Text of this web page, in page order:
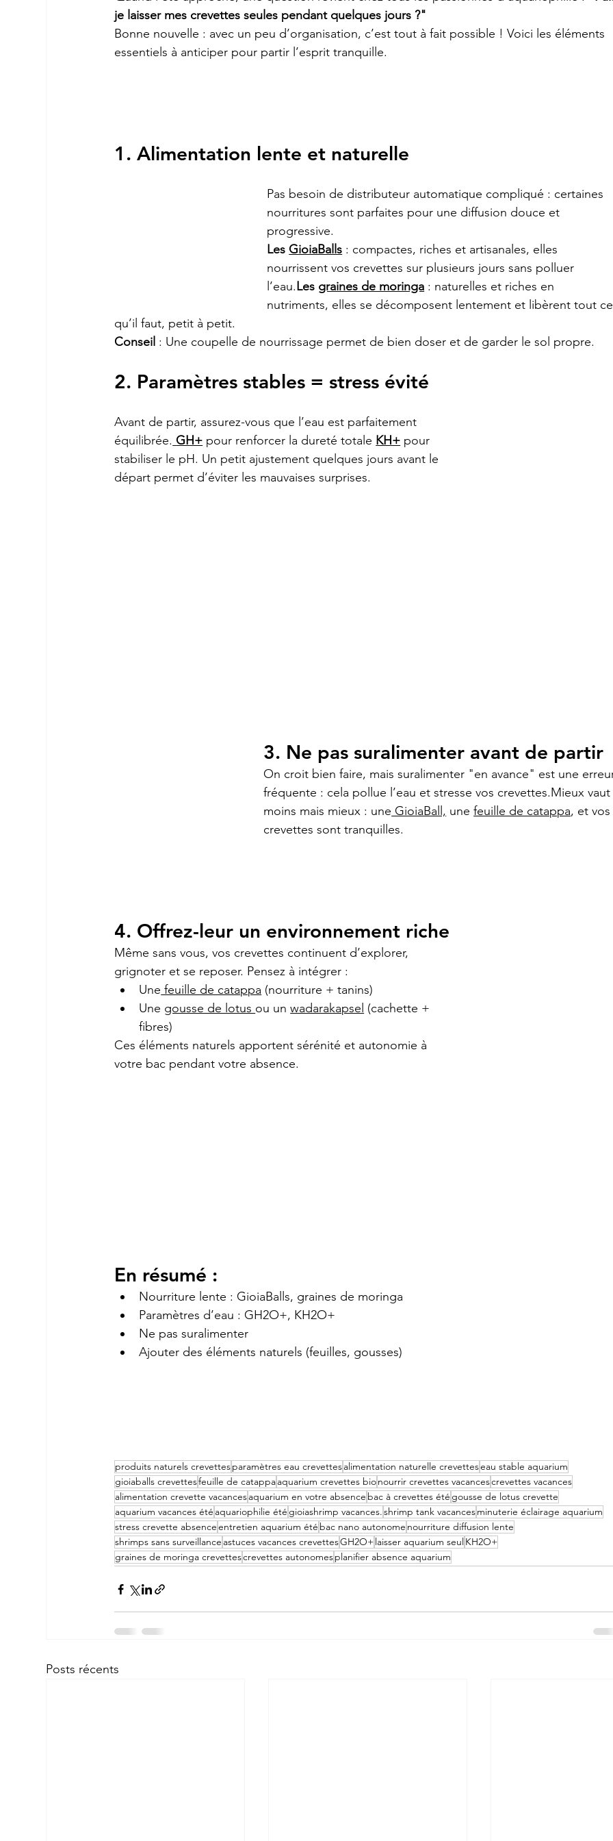
je laisser mes crevettes seules pendant quelques jours ?"
Bonne nouvelle : avec un peu d’organisation, c’est tout à fait possible ! Voici les éléments
essentiels à anticiper pour partir l’esprit tranquille.
1. Alimentation lente et naturelle
Pas besoin de distributeur automatique compliqué : certaines
nourritures sont parfaites pour une diffusion douce et
progressive.
Les GioiaBalls : compactes, riches et artisanales, elles
nourrissent vos crevettes sur plusieurs jours sans polluer
l’eau.Les graines de moringa : naturelles et riches en
nutriments, elles se décomposent lentement et libèrent tout ce
qu’il faut, petit à petit.
Conseil : Une coupelle de nourrissage permet de bien doser et de garder le sol propre.
2. Paramètres stables = stress évité
Avant de partir, assurez-vous que l’eau est parfaitement
équilibrée. GH+ pour renforcer la dureté totale KH+ pour
stabiliser le pH. Un petit ajustement quelques jours avant le
départ permet d’éviter les mauvaises surprises.
3. Ne pas suralimenter avant de partir
On croit bien faire, mais suralimenter "en avance" est une
fréquente : cela pollue l’eau et stresse vos crevettes.Mieux vaut
moins mais mieux : une GioiaBall, une feuille de catappa, et vos
crevettes sont tranquilles.
4. Offrez-leur un environnement riche
Même sans vous, vos crevettes continuent d’explorer,
grignoter et se reposer. Pensez à intégrer :
Une feuille de catappa (nourriture + tanins)
Une gousse de lotus ou un wadarakapsel (cachette +
fibres)
Ces éléments naturels apportent sérénité et autonomie à
votre bac pendant votre absence.
En résumé :
Nourriture lente : GioiaBalls, graines de moringa
Paramètres d’eau : GH2O+, KH2O+
Ne pas suralimenter
Ajouter des éléments naturels (feuilles, gousses)
produits naturels crevettesparamètres eau crevettesalimentation naturelle crevetteseau stable aquarium
gioiaballs crevettesfeuille de catappaaquarium crevettes bionourrir crevettes vacancescrevettes vacances
alimentation crevette vacancesaquarium en votre absence bac à crevettes été gousse de lotus crevette
aquarium vacances été aquariophilie été gioiashrimp vacances.shrimp tank vacancesminuterie éclairage aquarium
stress crevette absenceentretien aquarium été bac nano autonome nourriture diffusion lente
shrimps sans surveillance astuces vacances crevettesGH2O+laisser aquarium seulKH2O+
graines de moringa crevettescrevettes autonomesplanifier absence aquarium
Posts récents